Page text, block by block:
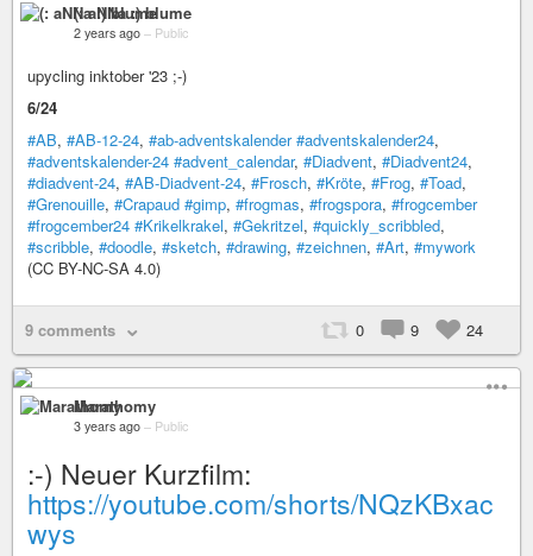
(: aNNa :) blume
2 years ago – Public
upycling inktober '23 ;-)
6/24
#AB, #AB-12-24, #ab-adventskalender #adventskalender24,
#adventskalender-24 #advent_calendar, #Diadvent, #Diadvent24,
#diadvent-24, #AB-Diadvent-24, #Frosch, #Kröte, #Frog, #Toad,
#Grenouille, #Crapaud #gimp, #frogmas, #frogspora, #frogcember
#frogcember24 #Krikelkrakel, #Gekritzel, #quickly_scribbled,
#scribble, #doodle, #sketch, #drawing, #zeichnen, #Art, #mywork
(CC BY-NC-SA 4.0)
9 comments 0 9 24
Marathomy
3 years ago – Public
:-) Neuer Kurzfilm:
https://youtube.com/shorts/NQzKBxac
wys